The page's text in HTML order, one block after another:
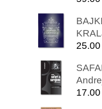
25.00
17.00